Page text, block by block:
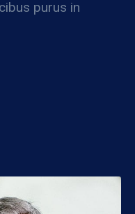
purus in